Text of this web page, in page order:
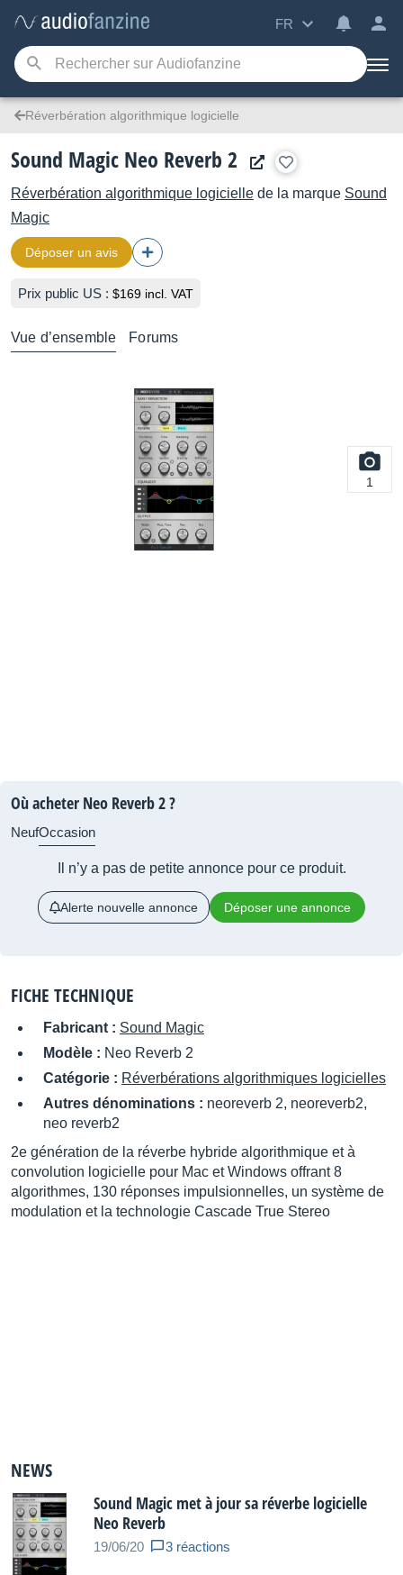
FR
Réverbération algorithmique logicielle
Sound Magic Neo Reverb 2
Réverbération algorithmique logicielle de la marque Sound
Magic
Déposer un avis
Prix public US : $169 incl. VAT
Vue d’ensemble Forums
1
Où acheter Neo Reverb 2 ?
NeufOccasion
Il n’y a pas de petite annonce pour ce produit.
Alerte nouvelle annonce Déposer une annonce
FICHE TECHNIQUE
Fabricant : Sound Magic
Modèle : Neo Reverb 2
Catégorie : Réverbérations algorithmiques logicielles
Autres dénominations : neoreverb 2, neoreverb2,
neo reverb2
2e génération de la réverbe hybride algorithmique et à
convolution logicielle pour Mac et Windows offrant 8
algorithmes, 130 réponses impulsionnelles, un système de
modulation et la technologie Cascade True Stereo
NEWS
Sound Magic met à jour sa réverbe logicielle
Neo Reverb
19/06/20 3 réactions